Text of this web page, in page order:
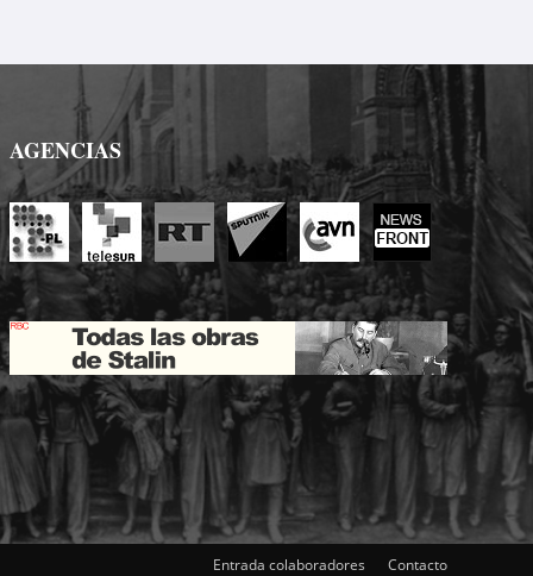
AGENCIAS
Entrada colaboradores Contacto